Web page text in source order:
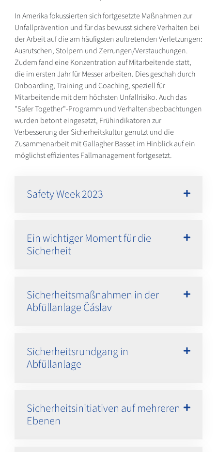
In Amerika fokussierten sich fortgesetzte Maßnahmen zur
Unfallprävention und für das bewusst sichere Verhalten bei
der Arbeit auf die am häufigsten auftretenden Verletzungen:
Ausrutschen, Stolpern und Zerrungen/Verstauchungen.
Zudem fand eine Konzentration auf Mitarbeitende statt,
die im ersten Jahr für Messer arbeiten. Dies geschah durch
Onboarding, Training und Coaching, speziell für
Mitarbeitende mit dem höchsten Unfallrisiko. Auch das
"Safer Together"-Programm und Verhaltensbeobachtungen
wurden betont eingesetzt, Frühindikatoren zur
Verbesserung der Sicherheitskultur genutzt und die
Zusammenarbeit mit Gallagher Basset im Hinblick auf ein
möglichst effizientes Fallmanagement fortgesetzt.
Safety Week 2023
Ein wichtiger Moment für die
Sicherheit
Sicherheitsmaßnahmen in der
Abfüllanlage Čáslav
Sicherheitsrundgang in
Abfüllanlage
Sicherheitsinitiativen auf mehreren
Ebenen